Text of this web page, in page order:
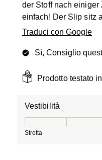
der Stoff nach
einfach! Der Slip sitz
Traduci con Google
Sì, Consiglio
Prodotto testato
Vestibilità
Stretta